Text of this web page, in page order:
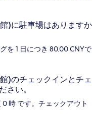
)に駐車場はありますか
を 1 日につき 80.00 CNYで
)のチェックインとチェ
さい。
時 です。チェックアウト